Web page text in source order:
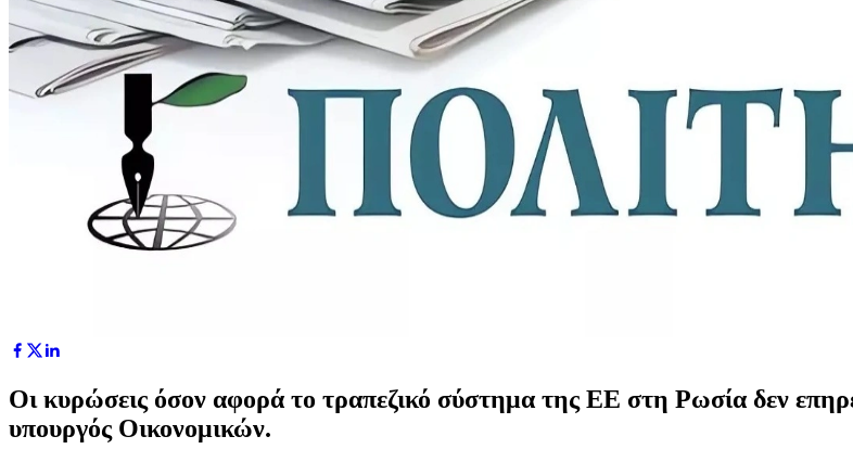
Οι κυρώσεις όσον αφορά το τραπεζικό σύστημα της ΕΕ στη Ρωσία δεν
υπουργός Οικονομικών.